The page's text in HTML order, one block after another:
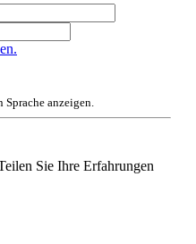
anzeigen.
Sie Ihre Erfahrungen